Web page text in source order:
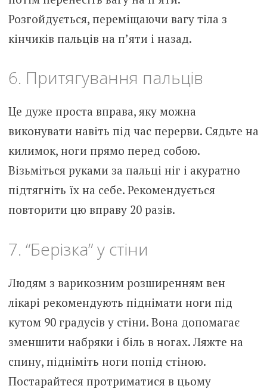
Розгойдується, переміщаючи вагу тіла з
кінчиків пальців на п’яти і назад.
6. Притягування пальців
Це дуже проста вправа, яку можна
виконувати навіть під час перерви. Сядьте на
килимок, ноги прямо перед собою.
Візьміться руками за пальці ніг і акуратно
підтягніть їх на себе. Рекомендується
повторити цю вправу 20 разів.
7. “Берізка” у стіни
Людям з варикозним розширенням вен
лікарі рекомендують піднімати ноги під
кутом 90 градусів у стіни. Вона допомагає
зменшити набряки і біль в ногах. Ляжте на
спину, підніміть ноги попід стіною.
Постарайтеся протриматися в цьому